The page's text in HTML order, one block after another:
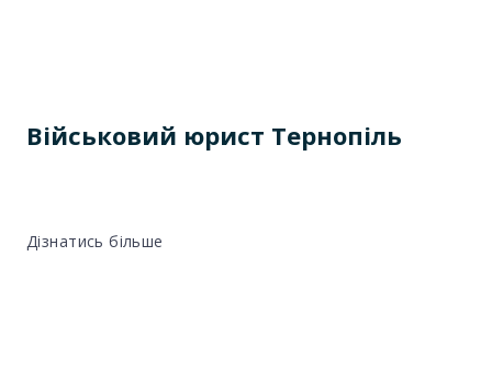
Військовий юрист Тернопіль
Дізнатись більше